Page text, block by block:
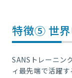
特徴⑤ 世
SANSトレーニン
ィ最先端で活躍